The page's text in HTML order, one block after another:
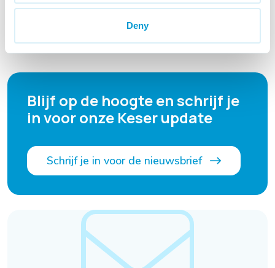
Deny
Blijf op de hoogte en schrijf je
in voor onze Keser update
Schrijf je in voor de nieuwsbrief